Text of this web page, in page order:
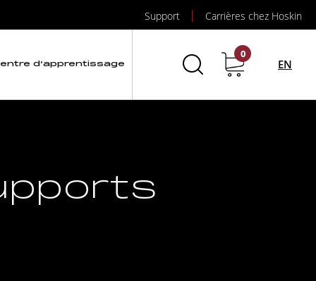
Support Carrières chez Hoskin
d’apprentissage
0
EN